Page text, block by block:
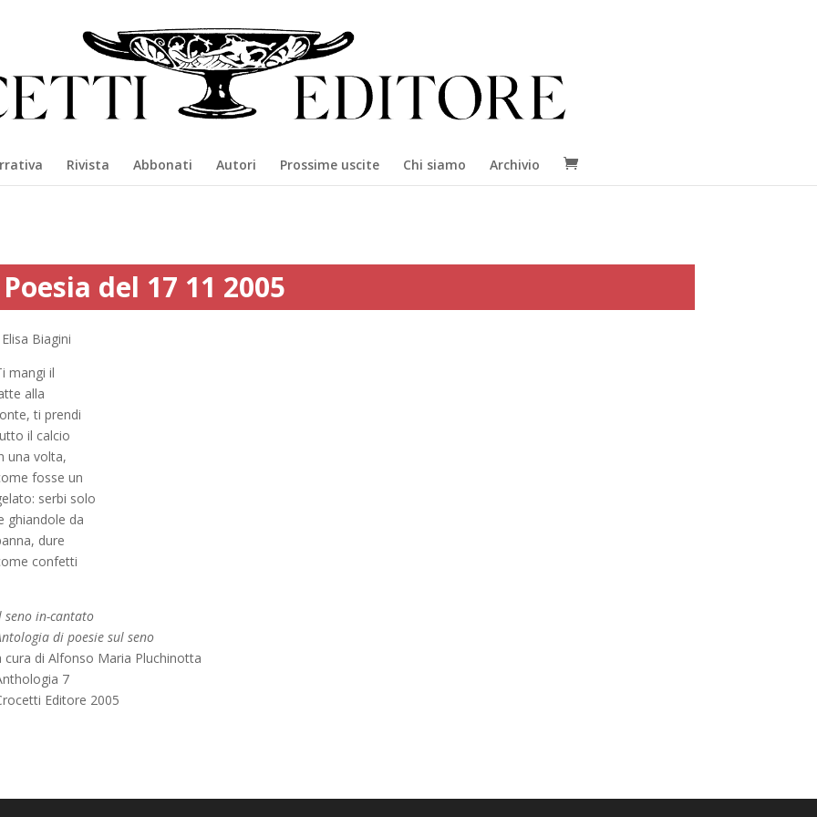
Rivista Abbonati Autori Prossime uscite Chi siamo Archivio
Poesia del 17 11 2005
Elisa Biagini
mangi il
alla
ti prendi
il calcio
una volta,
fosse un
serbi solo
ghiandole da
dure
confetti
seno in-cantato
di poesie sul seno
cura di Alfonso Maria Pluchinotta
7
Editore 2005